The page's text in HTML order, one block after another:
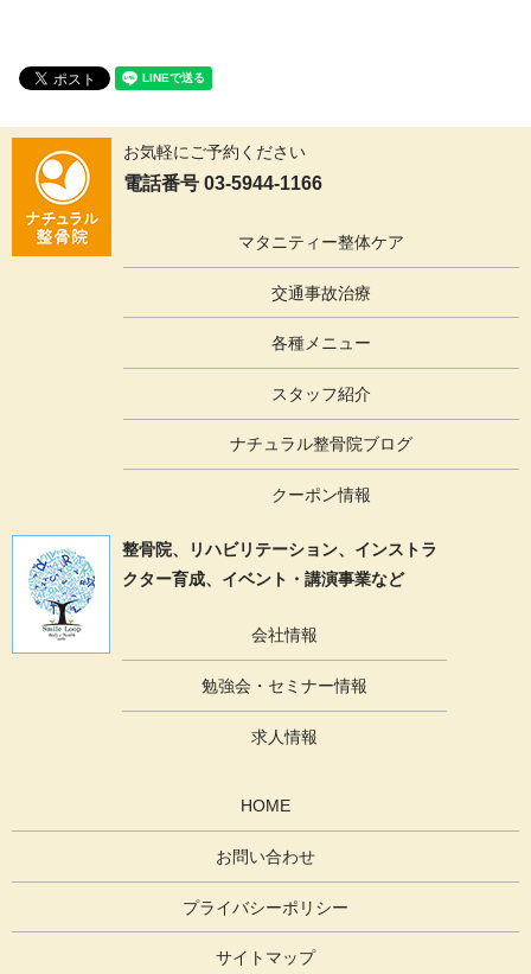
お気軽にご予約ください
電話番号 03-5944-1166
マタニティー整体ケア
交通事故治療
各種メニュー
スタッフ紹介
ナチュラル整骨院ブログ
クーポン情報
整骨院、リハビリテーション、 インストラ
クター育成、イベント・講演事業など
会社情報
勉強会・セミナー情報
求人情報
HOME
お問い合わせ
プライバシーポリシー
サイトマップ